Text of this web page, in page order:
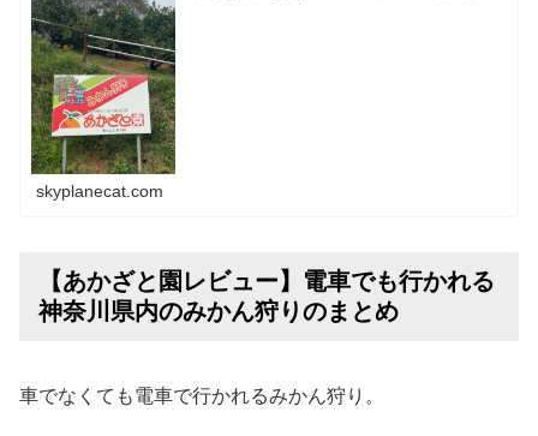
skyplanecat.com
【あかざと園レビュー】電車でも行かれる
神奈川県内のみかん狩りのまとめ
車でなくても電車で行かれるみかん狩り。